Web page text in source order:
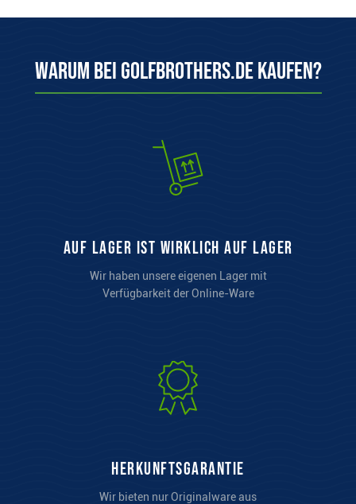
Warum bei Golfbrothers.de kaufen?
auf Lager ist wirklich auf Lager
Wir haben unsere eigenen Lager mit
Verfügbarkeit der Online-Ware
Herkunftsgarantie
Wir bieten nur Originalware aus